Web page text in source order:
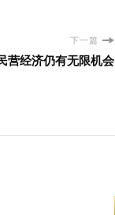
下一篇
营经济仍有无限机会